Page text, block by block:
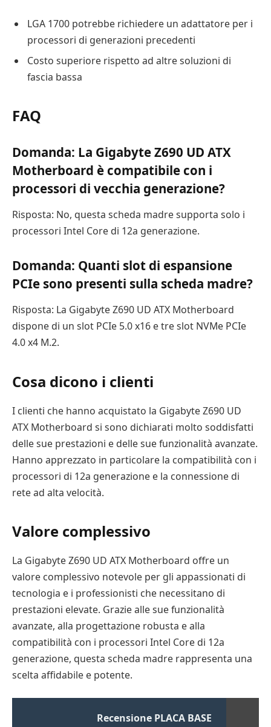
LGA 1700 potrebbe richiedere un adattatore per i
processori di generazioni precedenti
Costo superiore rispetto ad altre soluzioni di
fascia bassa
FAQ
Domanda: La Gigabyte Z690 UD ATX
Motherboard è compatibile con i
processori di vecchia generazione?
Risposta: No, questa scheda madre supporta solo i
processori Intel Core di 12a generazione.
Domanda: Quanti slot di espansione
PCIe sono presenti sulla scheda madre?
Risposta: La Gigabyte Z690 UD ATX Motherboard
dispone di un slot PCIe 5.0 x16 e tre slot NVMe PCIe
4.0 x4 M.2.
Cosa dicono i clienti
I clienti che hanno acquistato la Gigabyte Z690 UD
ATX Motherboard si sono dichiarati molto soddisfatti
delle sue prestazioni e delle sue funzionalità avanzate.
Hanno apprezzato in particolare la compatibilità con i
processori di 12a generazione e la connessione di
rete ad alta velocità.
Valore complessivo
La Gigabyte Z690 UD ATX Motherboard offre un
valore complessivo notevole per gli appassionati di
tecnologia e i professionisti che necessitano di
prestazioni elevate. Grazie alle sue funzionalità
avanzate, alla progettazione robusta e alla
compatibilità con i processori Intel Core di 12a
generazione, questa scheda madre rappresenta una
scelta affidabile e potente.
Recensione PLACA BASE